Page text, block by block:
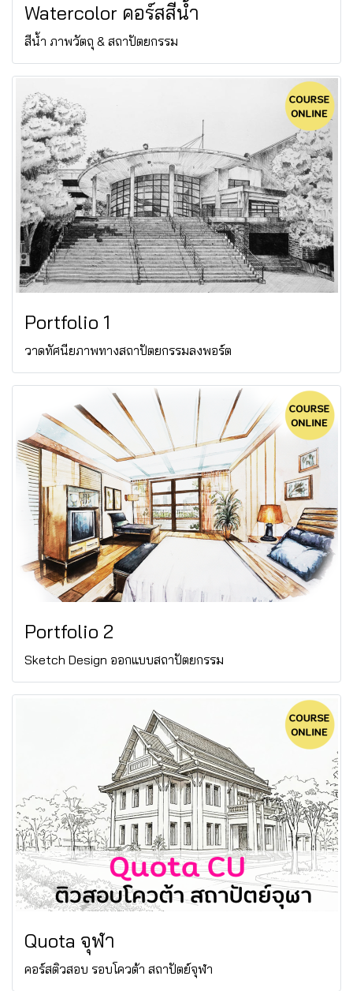
Watercolor คอร์สสีน้ำ
สีน้ำ ภาพวัตถุ & สถาปัตยกรรม
Portfolio 1
วาดทัศนียภาพทางสถาปัตยกรรมลงพอร์ต
Portfolio 2
Sketch Design ออกแบบสถาปัตยกรรม
Quota จุฬา
คอร์สติวสอบ รอบโควต้า สถาปัตย์จุฬา